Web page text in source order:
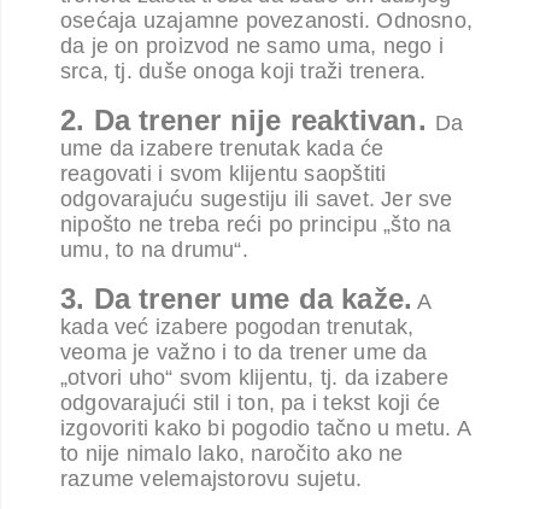
osećaja uzajamne povezanosti. Odnosno,
da je on proizvod ne samo uma, nego i
srca, tj. duše onoga koji traži trenera.
2. Da trener nije reaktivan. Da
ume da izabere trenutak kada će
reagovati i svom klijentu saopštiti
odgovarajuću sugestiju ili savet. Jer sve
nipošto ne treba reći po principu „što na
umu, to na drumu“.
3. Da trener ume da kaže. A
kada već izabere pogodan trenutak,
veoma je važno i to da trener ume da
„otvori uho“ svom klijentu, tj. da izabere
odgovarajući stil i ton, pa i tekst koji će
izgovoriti kako bi pogodio tačno u metu. A
to nije nimalo lako, naročito ako ne
razume velemajstorovu sujetu.